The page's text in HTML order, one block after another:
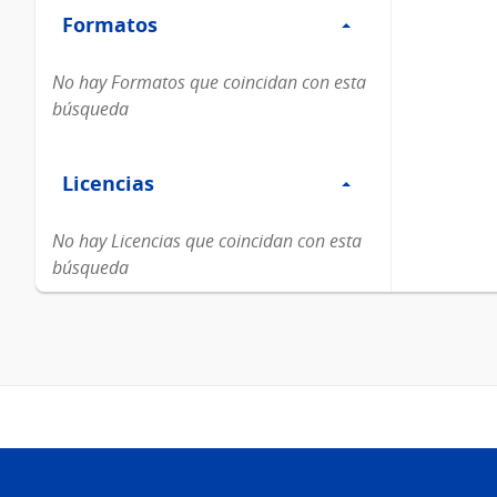
Formatos
Formatos
No hay Formatos que coincidan con esta
búsqueda
Licencias
Licencias
No hay Licencias que coincidan con esta
búsqueda